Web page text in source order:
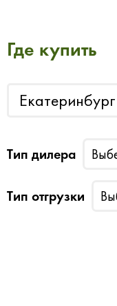
Где купить
Тип дилера
Тип отгрузки